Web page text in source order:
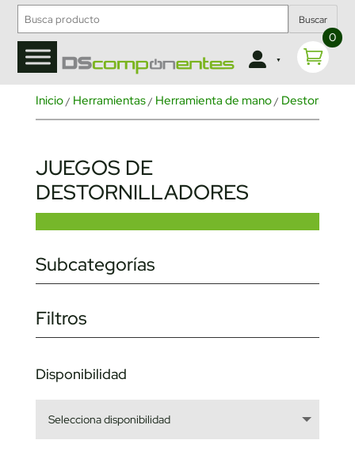
Buscar
0
Inicio/ Herramientas/ Herramienta de mano/
JUEGOS DE
DESTORNILLADORES
Subcategorías
Filtros
Disponibilidad